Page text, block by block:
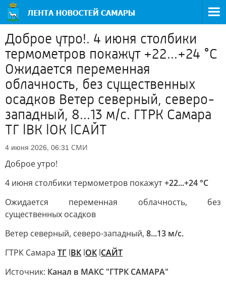
Доброе утро!. 4 июня столбики
термометров покажут +22...+24 °C
Ожидается переменная
облачность, без существенных
осадков Ветер северный, северо-
западный, 8...13 м/с. ГТРК Самара
ТГ lВК lОК lСАЙТ
4 июня 2026, 06:31 СМИ
Доброе утро!
4 июня столбики термометров покажут+22...+24 °C
Ожидается переменная облачность, без
существенных осадков
Ветер северный, северо-западный, 8...13 м/с.
ГТРК Самара ТГ lВК lОК lСАЙТ
Источник: Канал в МАКС "ГТРК САМАРА"